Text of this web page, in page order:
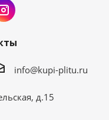
info@kupi-plitu.ru
д.15